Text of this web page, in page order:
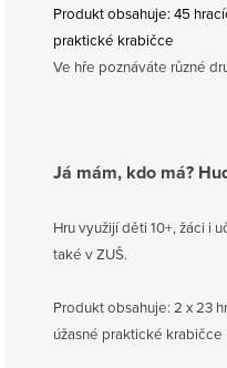
Produkt obsahuje: 45
praktické krabičce
Ve hře poznáváte různé
Já mám, kdo má?
Hru využijí děti 10+, žáci i
také v ZUŠ.
Produkt obsahuje: 2 x 23
úžasné praktické krabičce